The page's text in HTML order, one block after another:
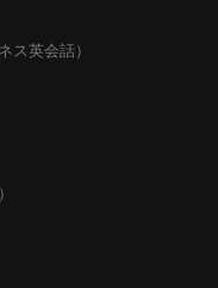
ス英会話）